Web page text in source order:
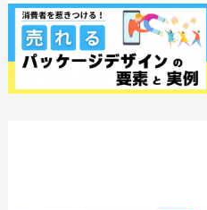
消費者を惹きつける！売れるパッケー
ジデザインの要素と実例
2025.04.30 事例